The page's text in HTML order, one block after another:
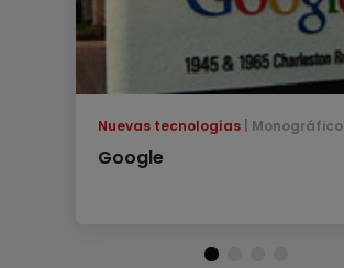
Nuevas tecnologías Monográfico
Google